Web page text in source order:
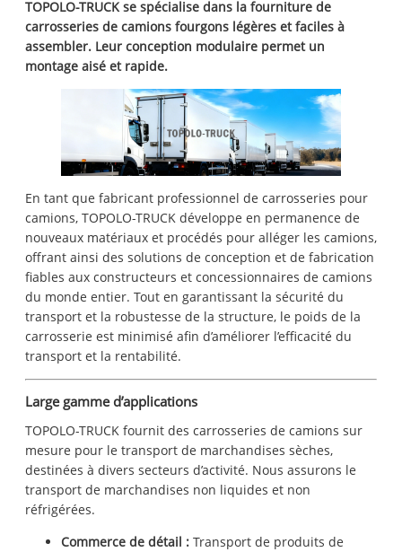
TOPOLO-TRUCK se spécialise dans la fourniture de
carrosseries de camions fourgons légères et faciles à
assembler. Leur conception modulaire permet un
montage aisé et rapide.
En tant que fabricant professionnel de carrosseries pour
camions, TOPOLO-TRUCK développe en permanence de
nouveaux matériaux et procédés pour alléger les camions,
offrant ainsi des solutions de conception et de fabrication
fiables aux constructeurs et concessionnaires de camions
du monde entier. Tout en garantissant la sécurité du
transport et la robustesse de la structure, le poids de la
carrosserie est minimisé afin d’améliorer l’efficacité du
transport et la rentabilité.
Large gamme d’applications
TOPOLO-TRUCK fournit des carrosseries de camions sur
mesure pour le transport de marchandises sèches,
destinées à divers secteurs d’activité. Nous assurons le
transport de marchandises non liquides et non
réfrigérées.
Commerce de détail : Transport de produits de